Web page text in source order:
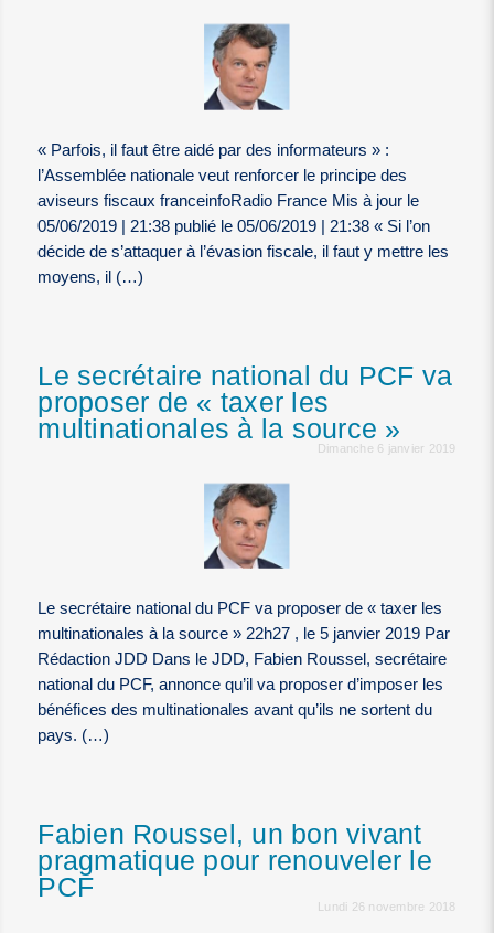
« Parfois, il faut être aidé par des informateurs » :
l’Assemblée nationale veut renforcer le principe des
aviseurs fiscaux franceinfoRadio France Mis à jour le
05/06/2019 | 21:38 publié le 05/06/2019 | 21:38 « Si l’on
décide de s’attaquer à l’évasion fiscale, il faut y mettre les
moyens, il (…)
Le secrétaire national du PCF va
proposer de « taxer les
multinationales à la source »
Dimanche 6 janvier 2019
Le secrétaire national du PCF va proposer de « taxer les
multinationales à la source » 22h27 , le 5 janvier 2019 Par
Rédaction JDD Dans le JDD, Fabien Roussel, secrétaire
national du PCF, annonce qu’il va proposer d’imposer les
bénéfices des multinationales avant qu’ils ne sortent du
pays. (…)
Fabien Roussel, un bon vivant
pragmatique pour renouveler le
PCF
Lundi 26 novembre 2018